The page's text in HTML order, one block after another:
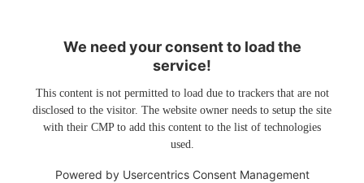
We need your consent to load the
service!
This content is not permitted to load due to trackers that are not
disclosed to the visitor. The website owner needs to setup the site
with their CMP to add this content to the list of technologies
used.
Powered by Usercentrics Consent Management